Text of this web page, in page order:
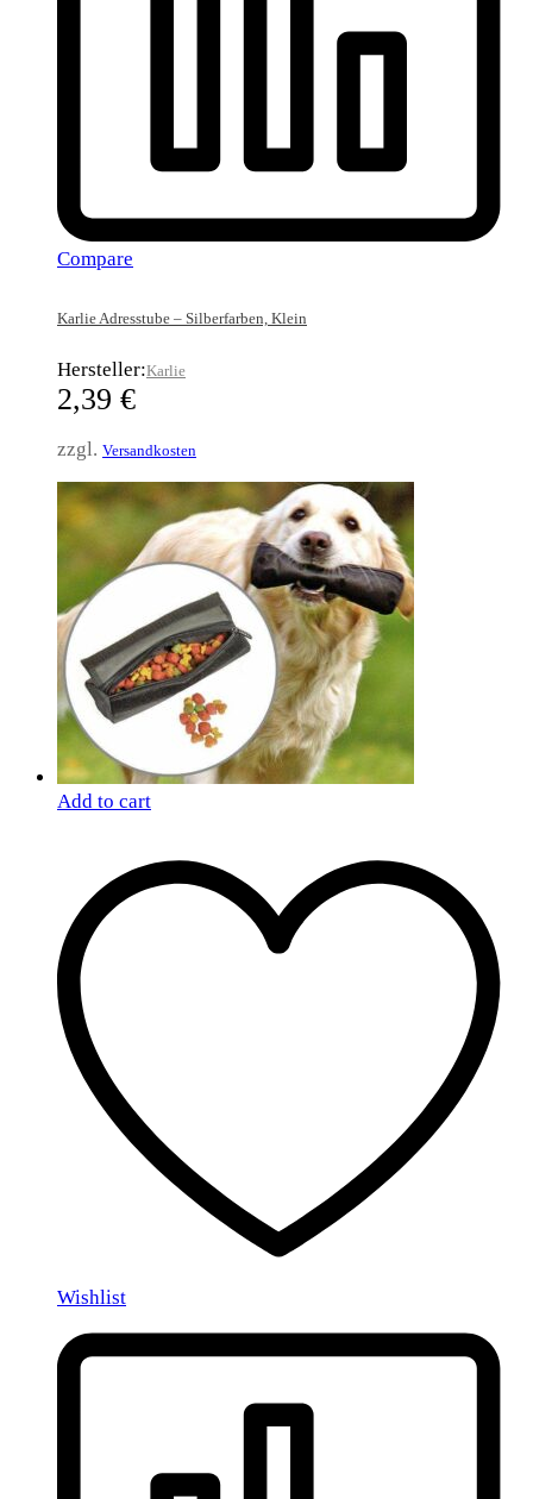
Compare
Karlie Adresstube – Silberfarben, Klein
Hersteller:Karlie
2,39 €
zzgl. Versandkosten
Add to cart
Wishlist